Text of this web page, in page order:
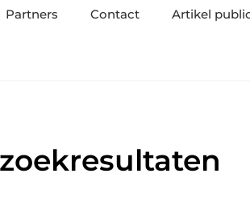
Partners Contact Artikel